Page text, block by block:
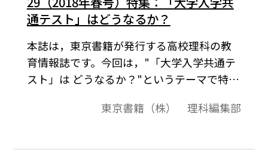
通テスト」はどうなるか？
本誌は，東京書籍が発行する高校理科の教
育情報誌です。今回は，"「大学入学共通テ
スト」は どうなるか？"というテーマで特集
理科全体の傾向，また物理，化学，生物教
きました。また，連載「実験観察を始めて
東京書籍（株） 理科編集部